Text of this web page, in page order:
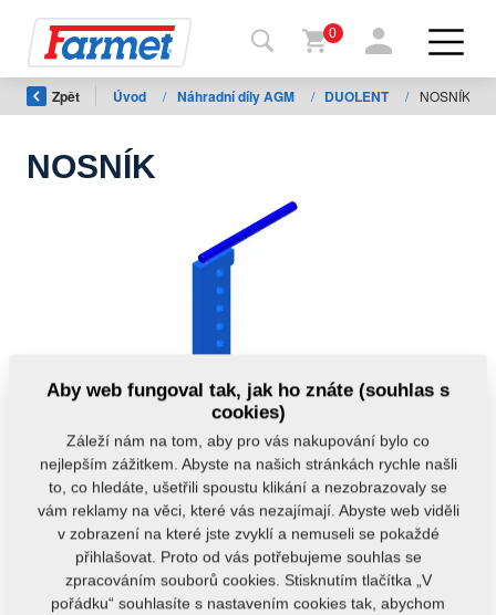
Zpět
na
stažení
0
Zpět Úvod / Náhradní díly AGM / DUOLENT / NOSNÍK
NOSNÍK
Aby web fungoval tak, jak ho znáte (souhlas s
cookies)
Záleží nám na tom, aby pro vás nakupování bylo co
nejlepším zážitkem. Abyste na našich stránkách rychle našli
to, co hledáte, ušetřili spoustu klikání a nezobrazovaly se
vám reklamy na věci, které vás nezajímají. Abyste web viděli
v zobrazení na které jste zvyklí a nemuseli se pokaždé
přihlašovat. Proto od vás potřebujeme souhlas se
zpracováním souborů cookies. Stisknutím tlačítka „V
pořádku“ souhlasíte s nastavením cookies tak, abychom